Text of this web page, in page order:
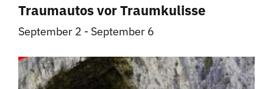
Traumautos vor Traumkulisse
September 2 - September 6